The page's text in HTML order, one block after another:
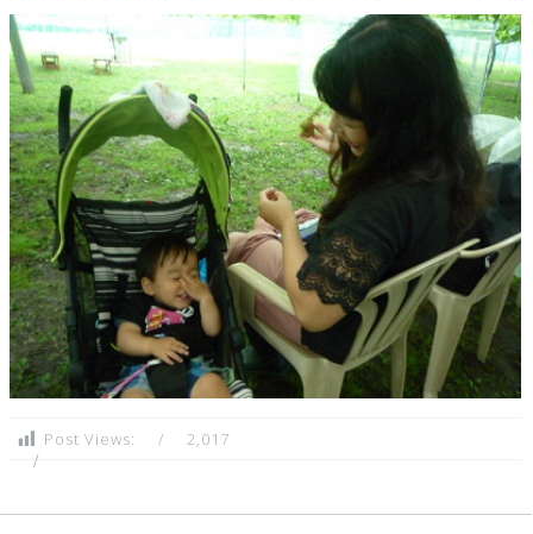
Post Views: 2,017